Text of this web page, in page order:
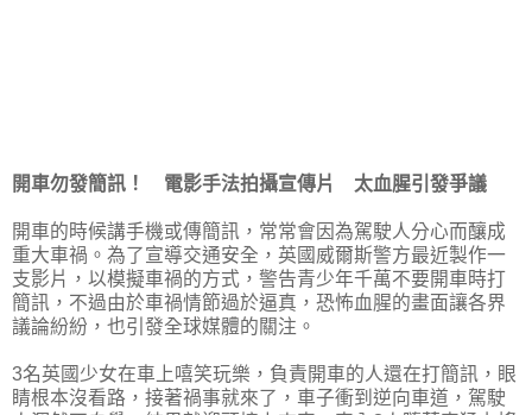
開車勿發簡訊！ 電影手法拍攝宣傳片 太血腥引發爭議
開車的時候講手機或傳簡訊，常常會因為駕駛人分心而釀成
重大車禍。為了宣導交通安全，英國威爾斯警方最近製作一
支影片，以模擬車禍的方式，警告青少年千萬不要開車時打
簡訊，不過由於車禍情節過於逼真，恐怖血腥的畫面讓各界
議論紛紛，也引發全球媒體的關注。
3名英國少女在車上嘻笑玩樂，負責開車的人還在打簡訊，眼
睛根本沒看路，接著禍事就來了，車子衝到逆向車道，駕駛